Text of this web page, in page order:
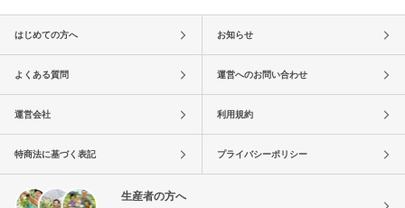
はじめての方へ お知らせ
よくある質問 運営へのお問い合わせ
運営会社 利用規約
特商法に基づく表記 プライバシーポリシー
生産者の方へ